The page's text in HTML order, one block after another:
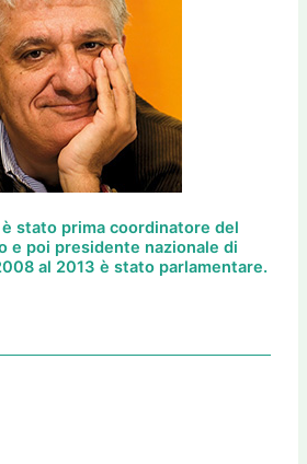
stato prima coordinatore del
e poi presidente nazionale di
al 2013 è stato parlamentare.